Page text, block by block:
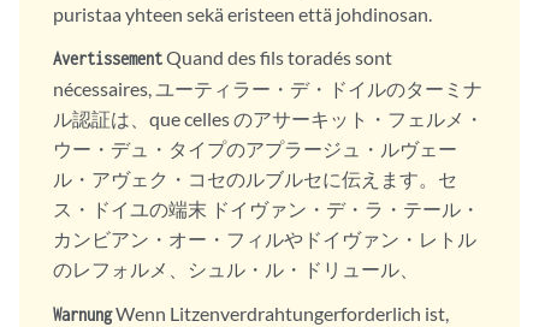
puristaa yhteen sekä eristeen että johdinosan.
AvertissementQuand des fils toradés sont
nécessaires, ユーティラー・デ・ドイルのターミナ
ル認証は、que celles のアサーキット・フェルメ・
ウー・デュ・タイプのアプラージュ・ルヴェー
ル・アヴェク・コセのルブルセに伝えます。セ
ス・ドイユの端末 ドイヴァン・デ・ラ・テール・
カンビアン・オー・フィルやドイヴァン・レトル
のレフォルメ、シュル・ル・ドリュール、
WarnungWenn Litzenverdrahtungerforderlich ist,